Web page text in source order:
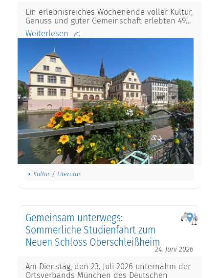
Ein erlebnisreiches Wochenende voller Kultur,
Genuss und guter Gemeinschaft erlebten 49…
Weiterlesen
Kultur / Literatur
Gemeinsam unterwegs:
Sommerliche Studienfahrt zum
Neuen Schloss Oberschleißheim
24. Juni 2026
Am Dienstag, den 23. Juli 2026 unternahm der
Ortsverbands München des Deutschen